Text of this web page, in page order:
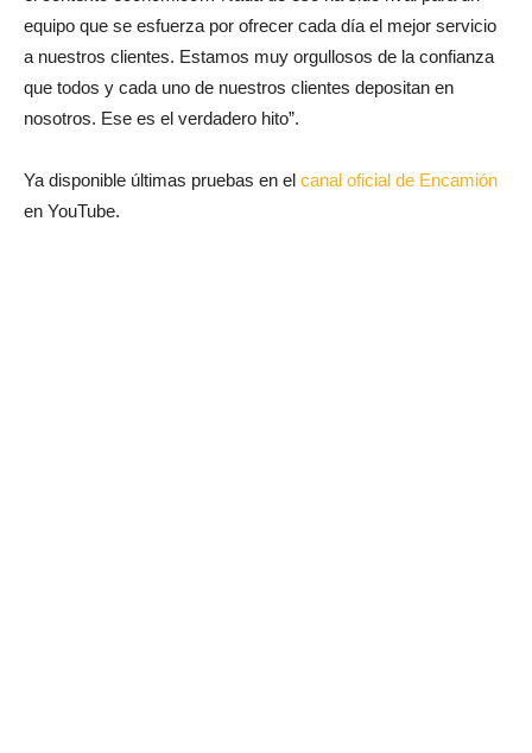
equipo que se esfuerza por ofrecer cada día el mejor servicio
a nuestros clientes. Estamos muy orgullosos de la confianza
que todos y cada uno de nuestros clientes depositan en
nosotros. Ese es el verdadero hito”.
Ya disponible últimas pruebas en el canal oficial de Encamión
en YouTube.